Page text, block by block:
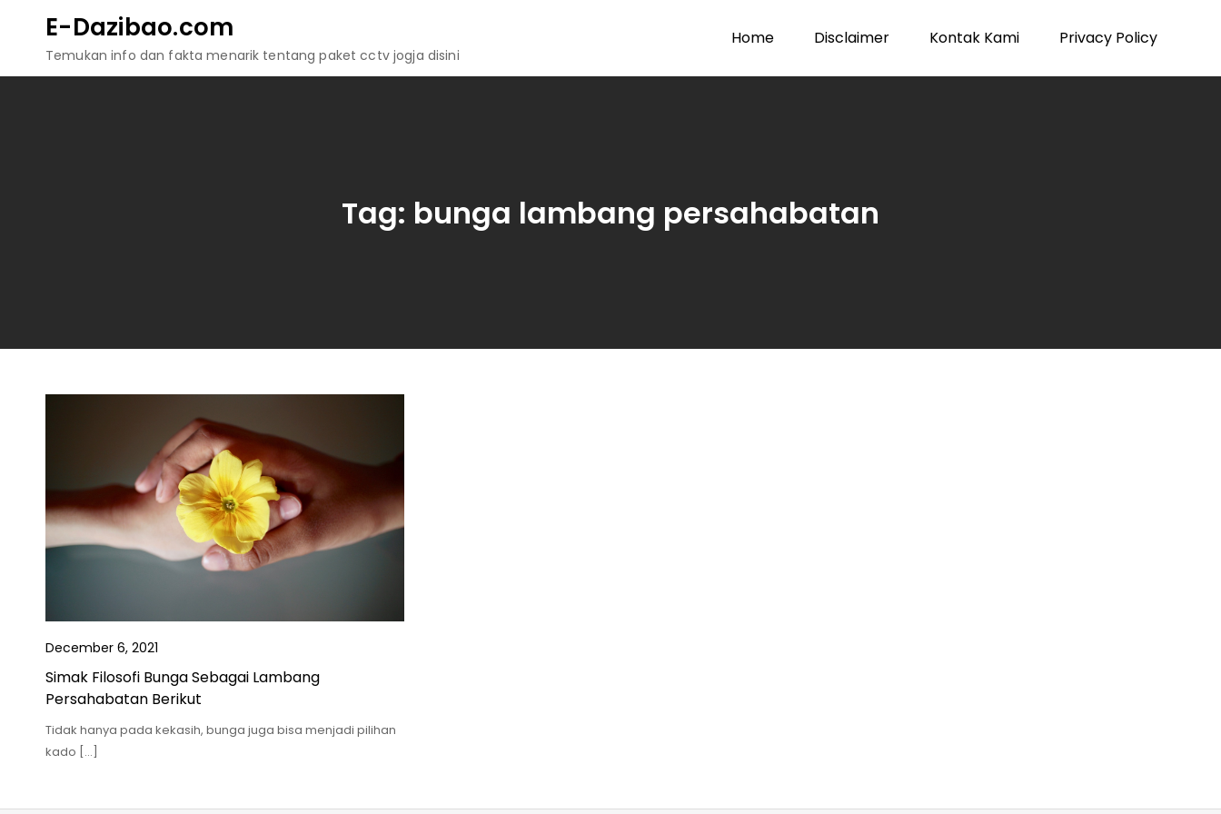
content
E-Dazibao.com
Temukan info dan fakta menarik tentang paket cctv jogja disini
Home Disclaimer Kontak Kami Privacy Policy
Tag: bunga lambang persahabatan
December 6, 2021
Simak Filosofi Bunga Sebagai Lambang
Persahabatan Berikut
Tidak hanya pada kekasih, bunga juga bisa menjadi pilihan
kado […]